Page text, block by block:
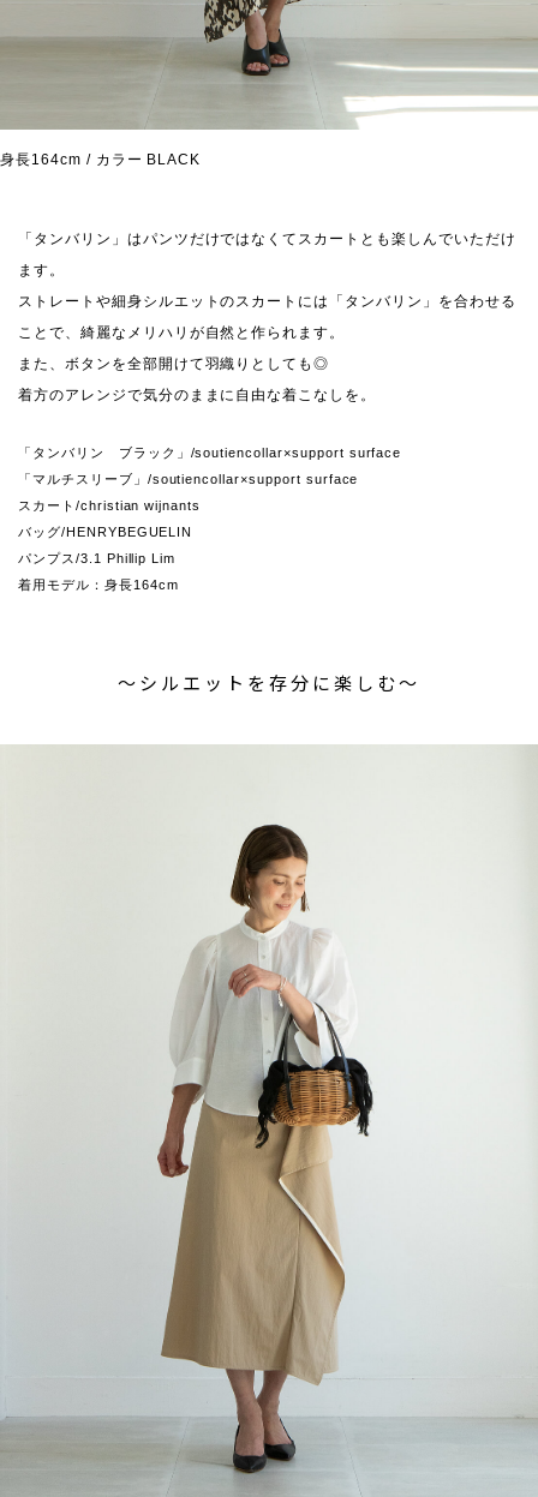
身長164cm / カラー BLACK
「タンバリン」はパンツだけではなくてスカートとも楽しんでいただけ
ます。
ストレートや細身シルエットのスカートには「タンバリン」を合わせる
ことで、綺麗なメリハリが自然と作られます。
また、ボタンを全部開けて羽織りとしても◎
着方のアレンジで気分のままに自由な着こなしを。
「タンバリン ブラック」/soutiencollar×support surface
「マルチスリーブ」/soutiencollar×support surface
スカート/christian wijnants
バッグ/HENRYBEGUELIN
パンプス/3.1 Phillip Lim
着用モデル：身長164cm
〜シルエットを存分に楽しむ〜